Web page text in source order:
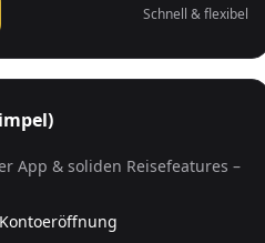
Schnell & flexibel
App & soliden Reisefeatures –